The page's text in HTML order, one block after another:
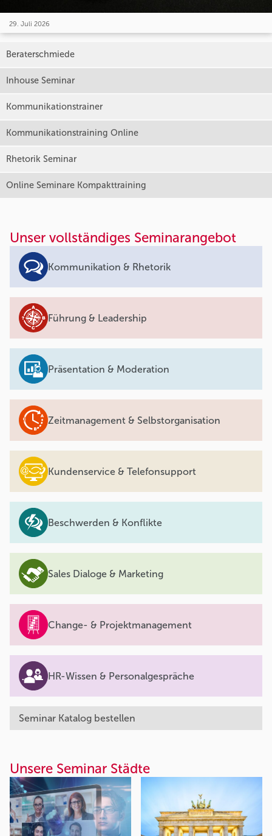
29. Juli 2026
Beraterschmiede
Inhouse Seminar
Kommunikationstrainer
Kommunikationstraining Online
Rhetorik Seminar
Online Seminare Kompakttraining
Unser vollständiges Seminarangebot
Kommunikation & Rhetorik
Führung & Leadership
Präsentation & Moderation
Zeitmanagement & Selbstorganisation
Kundenservice & Telefonsupport
Beschwerden & Konflikte
Sales Dialoge & Marketing
Change- & Projektmanagement
HR-Wissen & Personalgespräche
Seminar Katalog bestellen
Unsere Seminar Städte